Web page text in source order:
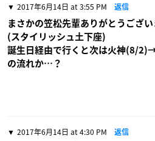
2017年6月14日 at 3:55 PM 返信
まさかの笠松先輩ありがとうござい
(スタイリッシュ土下座)
誕生日経由で行くと次は火神(8/
の流れか…？
2017年6月14日 at 4:30 PM 返信